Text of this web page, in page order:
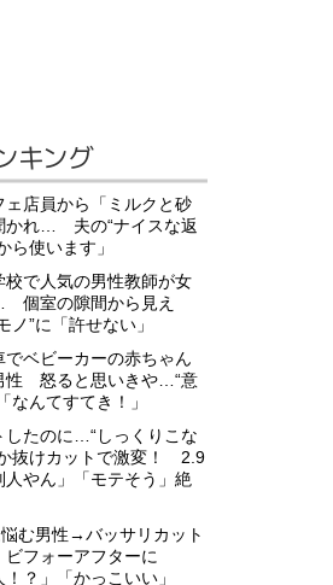
キング
ェ店員から「ミルクと砂
かれ… 夫の“ナイスな返
ら使います」
校で人気の男性教師が女
個室の隙間から見え
ノ”に「許せない」
でベビーカーの赤ちゃん
性 怒ると思いきや…“意
なんてすてき！」
したのに…“しっくりこな
抜けカットで激変！ 2.9
人やん」「モテそう」絶
悩む男性→バッサリカット
フォーアフターに
！？」「かっこいい」